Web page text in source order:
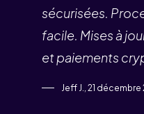
sécurisées.
facile. Mises à
et paiements
Jeff J., 21 décembre